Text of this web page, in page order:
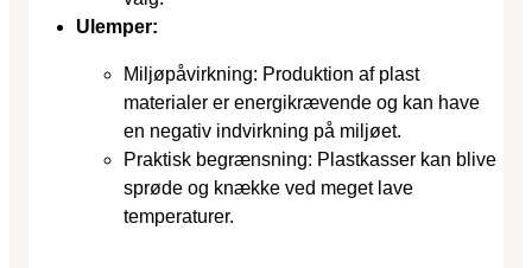
Ulemper:
Miljøpåvirkning: Produktion af plast
materialer er energikrævende og kan have
en negativ indvirkning på miljøet.
Praktisk begrænsning: Plastkasser kan blive
sprøde og knække ved meget lave
temperaturer.